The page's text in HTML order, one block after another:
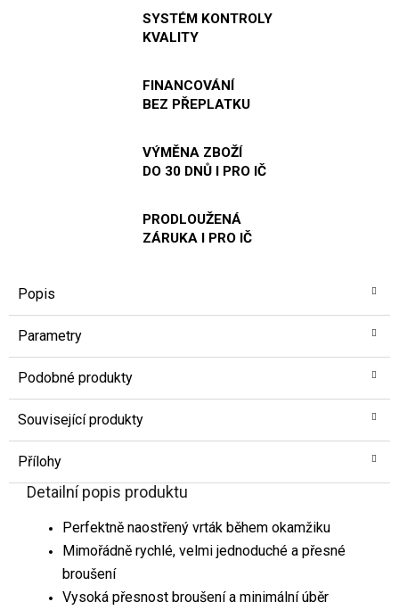
SYSTÉM KONTROLY
KVALITY
FINANCOVÁNÍ
BEZ PŘEPLATKU
VÝMĚNA ZBOŽÍ
DO 30 DNŮ I PRO IČ
PRODLOUŽENÁ
ZÁRUKA I PRO IČ
Popis
Parametry
Podobné produkty
Související produkty
Přílohy
Detailní popis produktu
Perfektně naostřený vrták během okamžiku
Mimořádně rychlé, velmi jednoduché a přesné
broušení
Vysoká přesnost broušení a minimální úběr